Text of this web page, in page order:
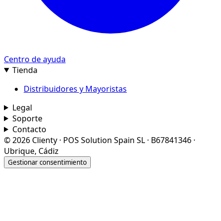
Centro de ayuda
Tienda
Distribuidores y Mayoristas
Legal
Soporte
Contacto
© 2026 Clienty · POS Solution Spain SL · B67841346 ·
Ubrique, Cádiz
Gestionar consentimiento